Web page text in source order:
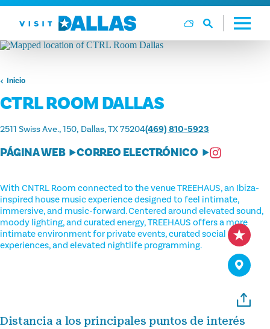
Ir al contenido
Inicio
CTRL ROOM DALLAS
2511 Swiss Ave., 150 Dallas, TX 75204(469) 810-5923
PÁGINA WEB CORREO ELECTRÓNICO
With CNTRL Room connected to the venue TREEHAUS, an Ibiza-
inspired house music experience designed to feel intimate,
immersive, and music-forward. Centered around elevated sound,
moody lighting, and curated energy, TREEHAUS offers a more
intimate environment for private events, curated social
experiences, and elevated nightlife programming.
Distancia a los principales puntos de interés